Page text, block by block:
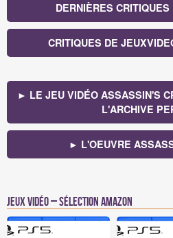
DERNIÈRES
CRITIQUES DE
► LE JEU VIDÉO ASSASSIN'S
L'ARCHIVE
► L'OEUVRE
Jeux vidéo – Sélection Amazon